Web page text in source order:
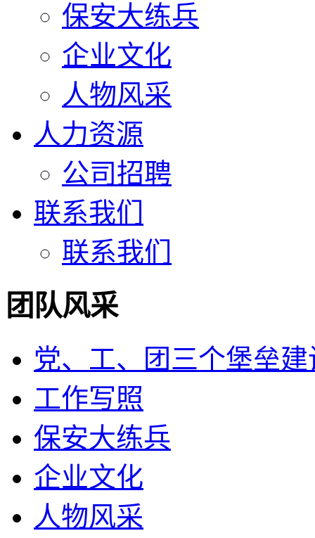
保安大练兵
企业文化
人物风采
人力资源
公司招聘
联系我们
联系我们
团队风采
党、工、团三个堡垒建
工作写照
保安大练兵
企业文化
人物风采